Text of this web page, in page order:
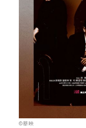
©華映